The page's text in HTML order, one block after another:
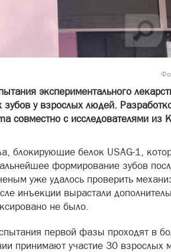
экспериментального
зубов у взрослых людей.
совместно с исследователями из
блокирующие белок USAG-1,
формирование зубов
уже удалось проверить
инъекции вырастали
не было.
первой фазы проходят в
принимают участие 30 взрослых